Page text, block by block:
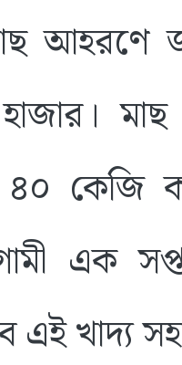
আহরণে
কেজি
এক
এই খাদ্য